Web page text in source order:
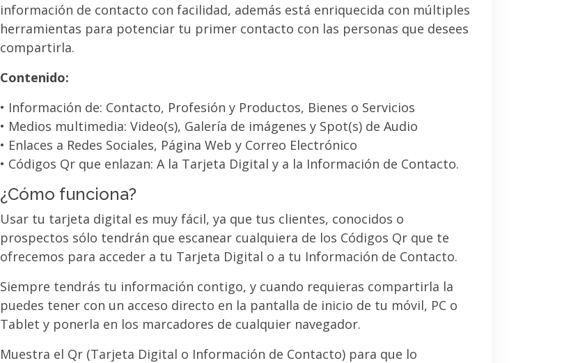
información de contacto con facilidad, además está enriquecida con múltiples
herramientas para potenciar tu primer contacto con las personas que desees
compartirla.
Contenido:
• Información de: Contacto, Profesión y Productos, Bienes o Servicios
• Medios multimedia: Video(s), Galería de imágenes y Spot(s) de Audio
• Enlaces a Redes Sociales, Página Web y Correo Electrónico
• Códigos Qr que enlazan: A la Tarjeta Digital y a la Información de Contacto.
¿Cómo funciona?
Usar tu tarjeta digital es muy fácil, ya que tus clientes, conocidos o
prospectos sólo tendrán que escanear cualquiera de los Códigos Qr que te
ofrecemos para acceder a tu Tarjeta Digital o a tu Información de Contacto.
Siempre tendrás tu información contigo, y cuando requieras compartirla la
puedes tener con un acceso directo en la pantalla de inicio de tu móvil, PC o
Tablet y ponerla en los marcadores de cualquier navegador.
Muestra el Qr (Tarjeta Digital o Información de Contacto) para que lo